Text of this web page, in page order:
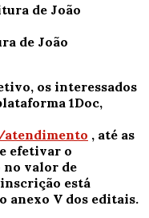
de João
os interessados
1Doc,
atendimento , até as
efetivar o
no valor de
inscrição está
anexo V dos editais.